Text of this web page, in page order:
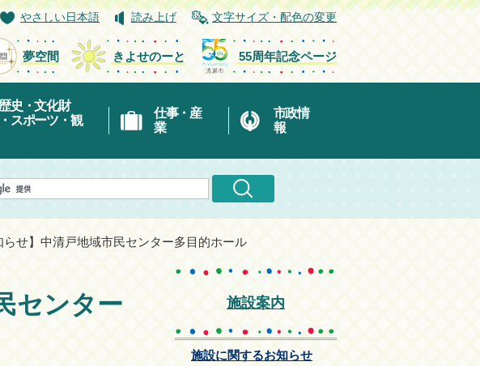
やさしい日本語 読み上げ 文字サイズ・配色の変更
夢空間 きよせのーと 55周年記念ページ
史・文化財
スポーツ・観
仕事・産
業
市政情
報
せ】中清戸地域市民センター多目的ホール
センター
施設案内
施設に関するお知らせ